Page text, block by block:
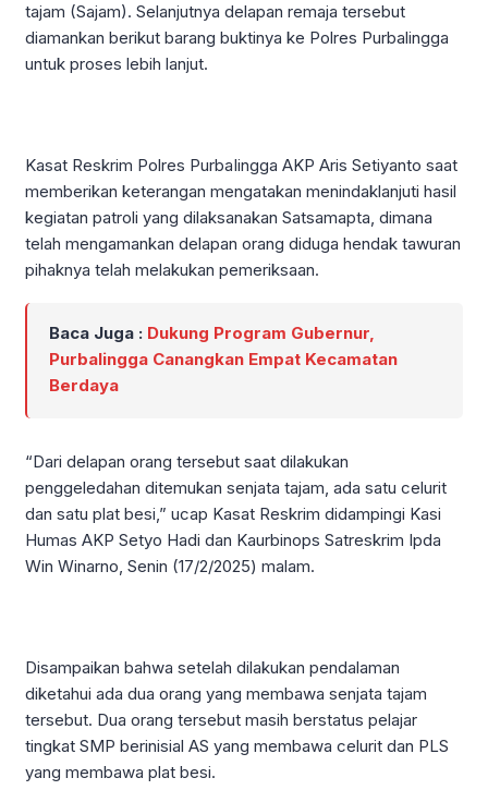
tajam (Sajam). Selanjutnya delapan remaja tersebut
diamankan berikut barang buktinya ke Polres Purbalingga
untuk proses lebih lanjut.
Kasat Reskrim Polres PurbaIingga AKP Aris Setiyanto saat
memberikan keterangan mengatakan menindaklanjuti hasil
kegiatan patroli yang dilaksanakan Satsamapta, dimana
telah mengamankan delapan orang diduga hendak tawuran
pihaknya telah melakukan pemeriksaan.
Baca Juga : Dukung Program Gubernur,
Purbalingga Canangkan Empat Kecamatan
Berdaya
“Dari delapan orang tersebut saat dilakukan
penggeledahan ditemukan senjata tajam, ada satu celurit
dan satu plat besi,” ucap Kasat Reskrim didampingi Kasi
Humas AKP Setyo Hadi dan Kaurbinops Satreskrim Ipda
Win Winarno, Senin (17/2/2025) malam.
Disampaikan bahwa setelah dilakukan pendalaman
diketahui ada dua orang yang membawa senjata tajam
tersebut. Dua orang tersebut masih berstatus pelajar
tingkat SMP berinisial AS yang membawa celurit dan PLS
yang membawa plat besi.